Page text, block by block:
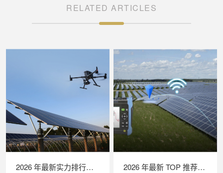
RELATED ARTICLES
2026 年最新实力排行｜无人机 EL 检测系统 TOP 推荐，LAILX LXH210 深度解析 2026 年最新 TOP 推荐｜绝缘接地综合测试仪实力排行，LAILX LXH601 深度测评